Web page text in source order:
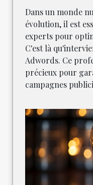
Dans un monde
évolution, il est
experts pour
C'est là
Adwords. Ce
précieux pour
campagnes